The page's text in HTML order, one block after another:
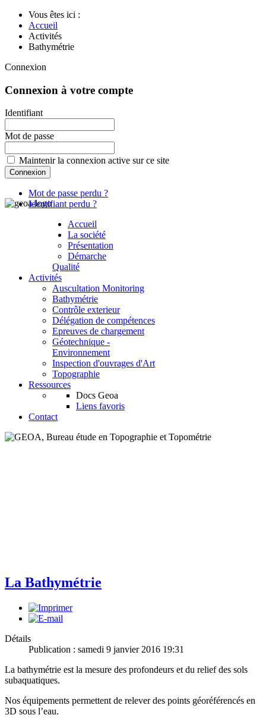
Vous êtes ici :
Accueil
Activités
Bathymétrie
Connexion
Connexion à votre compte
Identifiant
Mot de passe
Maintenir la connexion active sur ce site
Mot de passe perdu ?
Identifiant perdu ?
Accueil
La société
Présentation
Démarche
Qualité
Activités
Auscultation Monitoring
Bathymétrie
Contrôle exterieur
Délégation de compétences
Epreuves de chargement
Géotechnique -
Environnement
Inspection d'ouvrages d'Art
Topographie
Ressources
Docs Geoa
Liens favoris
Contact
La Bathymétrie
Détails
Publication : samedi 9 janvier 2016 19:31
La bathymétrie est la mesure des profondeurs et du relief des sols
subaquatiques.
Nos équipements permettent de relever des points géoréférencés en
3D sous l’eau.